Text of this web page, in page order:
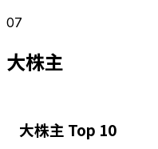
07
大株主
大株主 Top 10